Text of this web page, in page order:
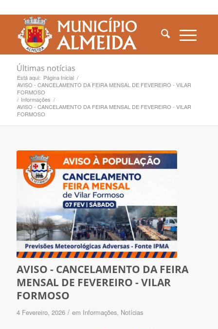
Últimas notícias
Está aqui: Página Inicial /
AVISO - CANCELAMENTO DA FEIRA MENSAL DE FEVEREIRO - VILAR
FORMOSO
/ Informações /
AVISO - CANCELAMENTO DA FEIRA MENSAL DE FEVEREIRO - VILAR
FORMOSO
AVISO - CANCELAMENTO DA FEIRA
MENSAL DE FEVEREIRO - VILAR
FORMOSO
4 Fevereiro, 2026 / em Informações, Notícias